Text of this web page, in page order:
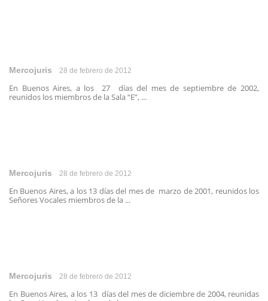
Mercojuris 28 de febrero de 2012
En Buenos Aires, a los 27 días del mes de septiembre de 2002,
reunidos los miembros de la Sala “E”, ...
Mercojuris 28 de febrero de 2012
En Buenos Aires, a los 13 días del mes de marzo de 2001, reunidos los
Señores Vocales miembros de la ...
Mercojuris 28 de febrero de 2012
En Buenos Aires, a los 13 días del mes de diciembre de 2004, reunidas